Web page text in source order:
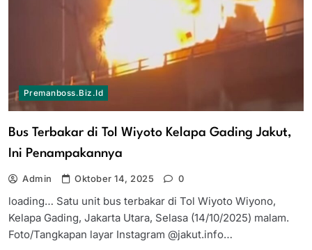
Premanboss.biz.id
Bus Terbakar di Tol Wiyoto Kelapa Gading Jakut,
Ini Penampakannya
Admin Oktober 14, 2025 0
loading… Satu unit bus terbakar di Tol Wiyoto Wiyono,
Kelapa Gading, Jakarta Utara, Selasa (14/10/2025) malam.
Foto/Tangkapan layar Instagram @jakut.info…